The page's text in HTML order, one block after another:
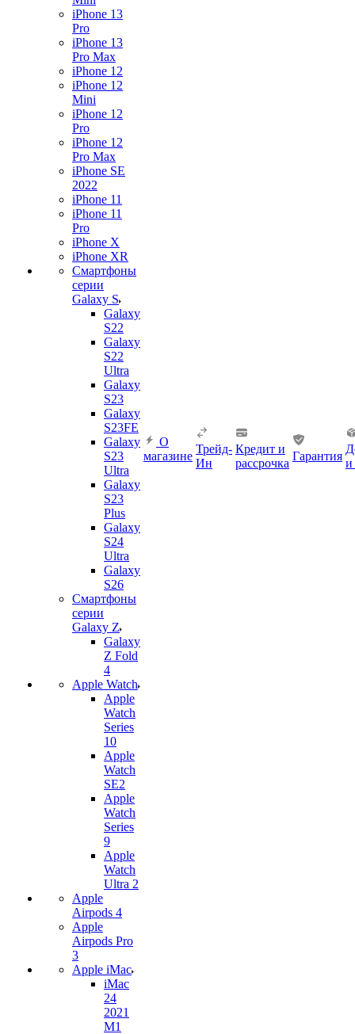
iPhone 13
Pro
iPhone 13
Pro Max
iPhone 12
iPhone 12
Mini
iPhone 12
Pro
iPhone 12
Pro Max
iPhone SE
2022
iPhone 11
iPhone 11
Pro
iPhone X
iPhone XR
Смартфоны
серии
Galaxy S
Galaxy
S22
Galaxy
S22
Ultra
Galaxy
S23
Galaxy
S23FE
Galaxy
S23
Ultra
Galaxy
S23
Plus
Galaxy
S24
Ultra
Galaxy
S26
Смартфоны
серии
Galaxy Z
Galaxy
Z Fold
4
Apple Watch
Apple
Watch
Series
10
Apple
Watch
SE2
Apple
Watch
Series
9
Apple
Watch
Ultra 2
Apple
Airpods 4
Apple
Airpods Pro
3
Apple iMac
iMac
24
2021
M1
О
магазине
Трейд-
Ин
Кредит и
рассрочка
Гарантия
и